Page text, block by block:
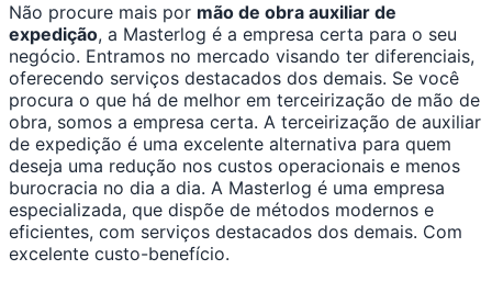
Não procure mais por mão de obra auxiliar de
expedição, a Masterlog é a empresa certa para o seu
negócio. Entramos no mercado visando ter diferenciais,
oferecendo serviços destacados dos demais. Se você
procura o que há de melhor em terceirização de mão de
obra, somos a empresa certa. A terceirização de auxiliar
de expedição é uma excelente alternativa para quem
deseja uma redução nos custos operacionais e menos
burocracia no dia a dia. A Masterlog é uma empresa
especializada, que dispõe de métodos modernos e
eficientes, com serviços destacados dos demais. Com
excelente custo-benefício.